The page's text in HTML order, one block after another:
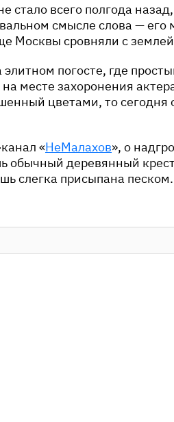
стало всего полгода
смысле слова — его
Москвы сровняли с
погосте, где
месте захоронения
цветами, то сегодня
«НеМалахов», о
обычный деревянный
слегка присыпана песком.